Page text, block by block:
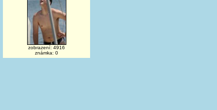
zobrazení: 4916
známka: 0